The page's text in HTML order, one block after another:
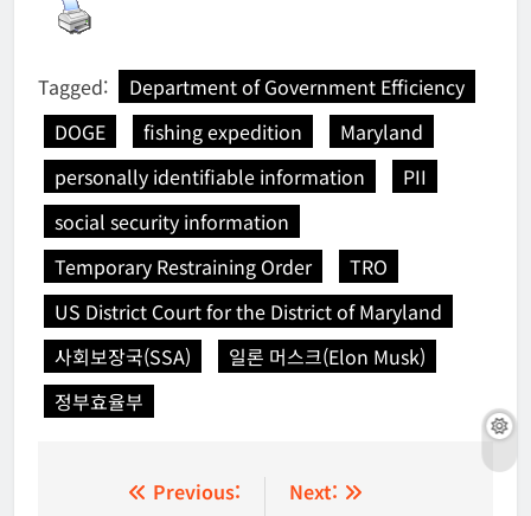
Tagged:
Department of Government Efficiency
DOGE
fishing expedition
Maryland
personally identifiable information
PII
social security information
Temporary Restraining Order
TRO
US District Court for the District of Maryland
사회보장국(SSA)
일론 머스크(Elon Musk)
정부효율부
Previous:
Next: